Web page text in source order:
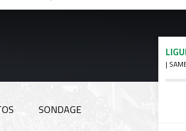
|
SONDAGE